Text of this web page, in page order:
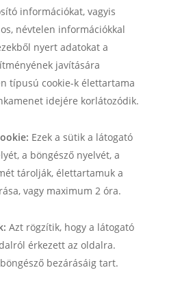
információkat, vagyis
névtelen információkkal
nyert adatokat a
javítására
típusú cookie-k élettartama
idejére korlátozódik.
Ezek a sütik a látogató
a böngésző nyelvét, a
tárolják, élettartamuk a
vagy maximum 2 óra.
Azt rögzítik, hogy a látogató
érkezett az oldalra.
bezárásáig tart.